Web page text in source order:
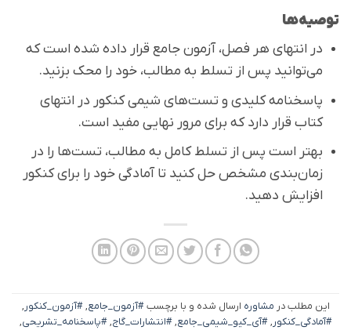
توصیه‌ها
در انتهای هر فصل، آزمون جامع قرار داده شده است که
می‌توانید پس از تسلط به مطالب، خود را محک بزنید.
پاسخنامه کلیدی و تست‌های شیمی کنکور در انتهای
کتاب قرار دارد که برای مرور نهایی مفید است.
بهتر است پس از تسلط کامل به مطالب، تست‌ها را در
زمان‌بندی مشخص حل کنید تا آمادگی خود را برای کنکور
افزایش دهید.
این مطلب در مشاوره ارسال شده و با برچسب#آزمون_جامع,#آزمون_کنکور,
#آمادگی_کنکور,#آی_کیو_شیمی_جامع,#انتشارات_گاج,#پاسخنامه_تشریحی,